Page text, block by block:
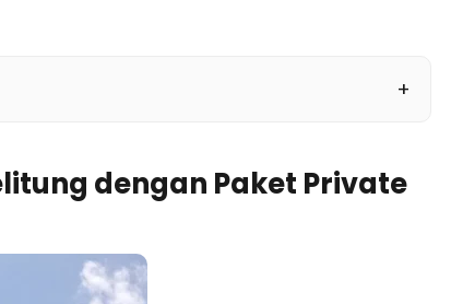
dengan Paket Private